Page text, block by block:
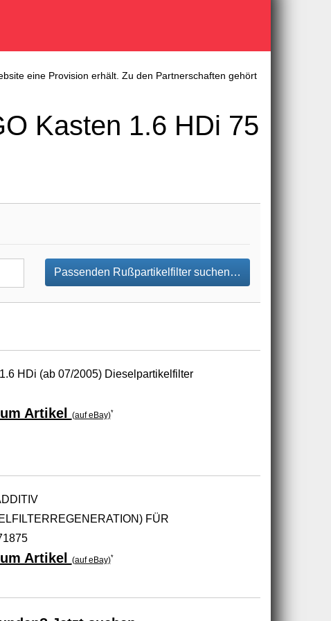
eine Provision erhält. Zu den Partnerschaften gehört
Kasten 1.6 HDi 75
Passenden Rußpartikelfilter suchen…
HDi (ab 07/2005) Dieselpartikelfilter
Artikel (auf eBay)*
FÜR
Artikel (auf eBay)*